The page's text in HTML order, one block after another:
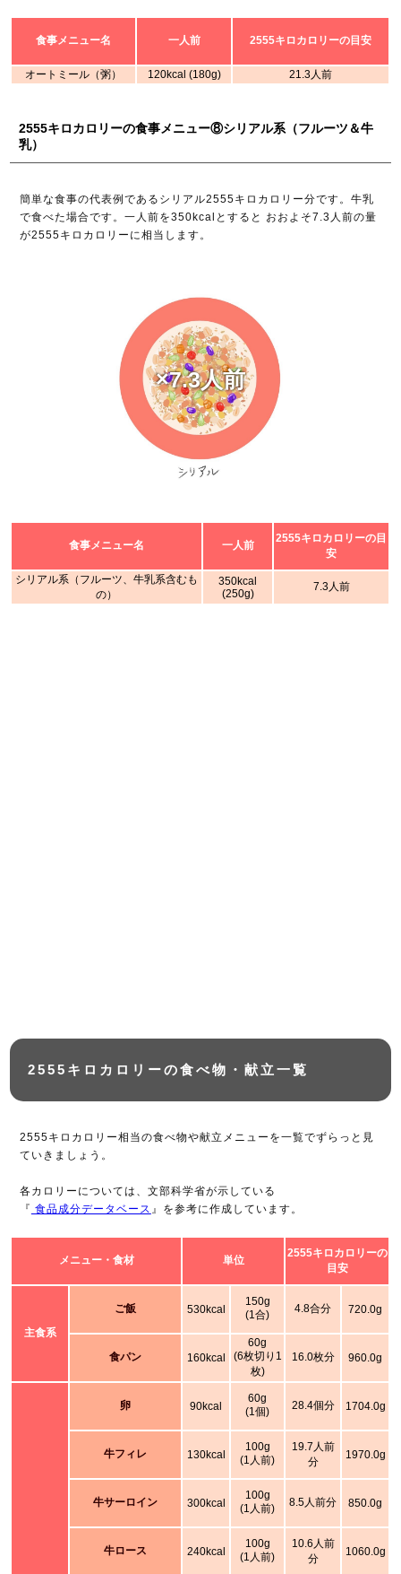
食事メニュー名 一人前 2555キロカロリーの目安
オートミール（粥） 120kcal (180g) 21.3人前
2555キロカロリーの食事メニュー⑧シリアル系（フルーツ＆牛
乳）
簡単な食事の代表例であるシリアル2555キロカロリー分です。牛乳
で食べた場合です。一人前を350kcalとすると おおよそ7.3人前の量
が2555キロカロリーに相当します。
×7.3人前
食事メニュー名 一人前
2555キロカロリーの目
安
シリアル系（フルーツ、牛乳系含むも
の）
350kcal
(250g)
7.3人前
2555キロカロリーの食べ物・献立一覧
2555キロカロリー相当の食べ物や献立メニューを一覧でずらっと見
ていきましょう。
各カロリーについては、文部科学省が示している
『 食品成分データベース 』を参考に作成しています。
メニュー・食材 単位
2555キロカロリーの
目安
主食系
ご飯 530kcal
150g
(1合)
4.8合分 720.0g
食パン 160kcal
60g
(6枚切り1
枚)
16.0枚分 960.0g
卵 90kcal
60g
(1個)
28.4個分 1704.0g
牛フィレ 130kcal
100g
(1人前)
19.7人前
分
1970.0g
牛サーロイン 300kcal
100g
(1人前)
8.5人前分 850.0g
牛ロース 240kcal
100g
(1人前)
10.6人前
分
1060.0g